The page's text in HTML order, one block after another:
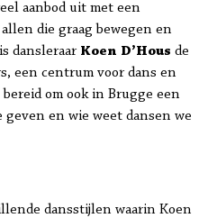
aanbod uit met een
die graag bewegen en
dansleraar Koen D’Hous de
een centrum voor dans en
om ook in Brugge een
en wie weet dansen we
dansstijlen waarin Koen